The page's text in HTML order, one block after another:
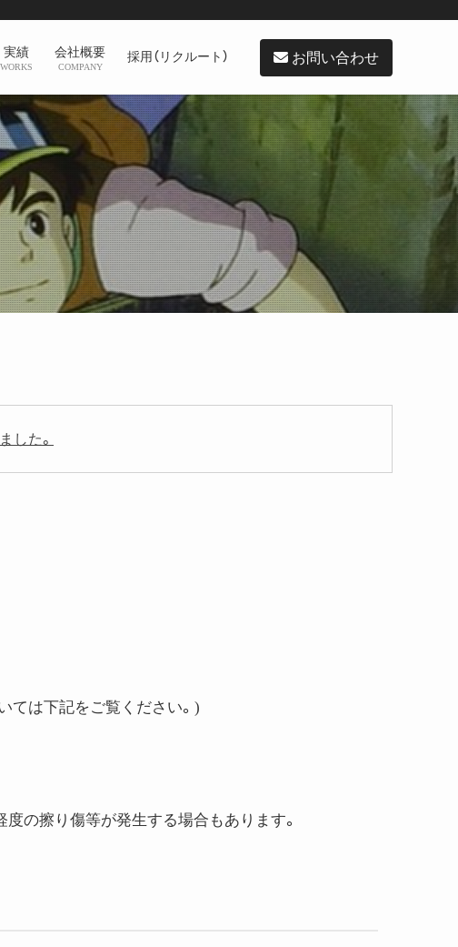
実績
WORKS
会社概要
COMPANY
採用（リクルート） お問い合わせ
した。
ては下記をご覧ください。)
の擦り傷等が発生する場合もあります。